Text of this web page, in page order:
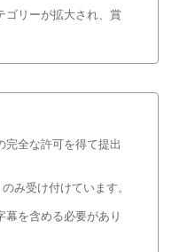
ゴリーが拡大され、賞
完全な許可を得て提出
み受け付けています。
幕を含める必要があり